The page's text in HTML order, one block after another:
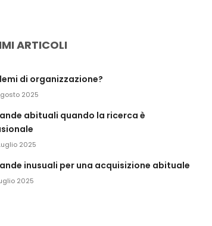
ARTICOLI
di organizzazione?
2025
abituali quando la ricerca è
2025
inusuali per una acquisizione abituale
2025